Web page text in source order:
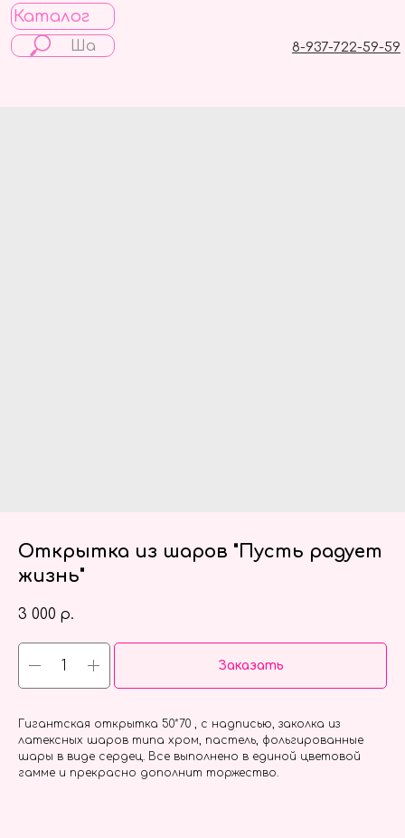
Каталог
8-937-722-59-59
Открытка из шаров "Пусть радует
жизнь"
3 000 р.
Заказать
Гигантская открытка 50*70 , с надписью, заколка из
латексных шаров типа хром, пастель, фольгированные
шары в виде сердец. Все выполнено в единой цветовой
гамме и прекрасно дополнит торжество.